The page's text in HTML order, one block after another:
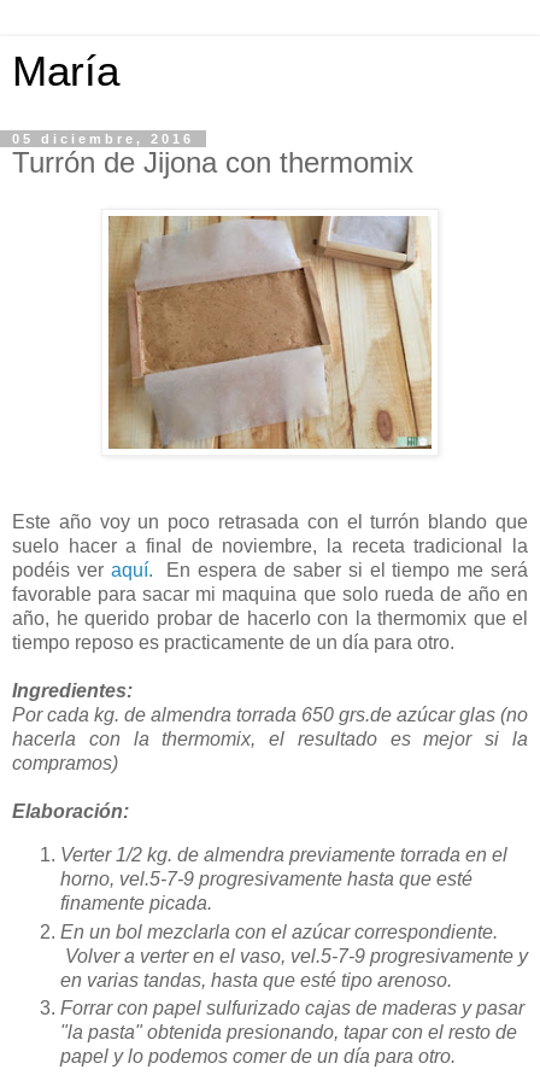
María
05 diciembre, 2016
Turrón de Jijona con thermomix
Este año voy un poco retrasada con el turrón blando que
suelo hacer a final de noviembre, la receta tradicional la
podéis ver aquí. En espera de saber si el tiempo me será
favorable para sacar mi maquina que solo rueda de año en
año, he querido probar de hacerlo con la thermomix que el
tiempo reposo es practicamente de un día para otro.
Ingredientes:
Por cada kg. de almendra torrada 650 grs.de azúcar glas (no
hacerla con la thermomix, el resultado es mejor si la
compramos)
Elaboración:
Verter 1/2 kg. de almendra previamente torrada en el
horno, vel.5-7-9 progresivamente hasta que esté
finamente picada.
En un bol mezclarla con el azúcar correspondiente.
Volver a verter en el vaso, vel.5-7-9 progresivamente y
en varias tandas, hasta que esté tipo arenoso.
Forrar con papel sulfurizado cajas de maderas y pasar
"la pasta" obtenida presionando, tapar con el resto de
papel y lo podemos comer de un día para otro.